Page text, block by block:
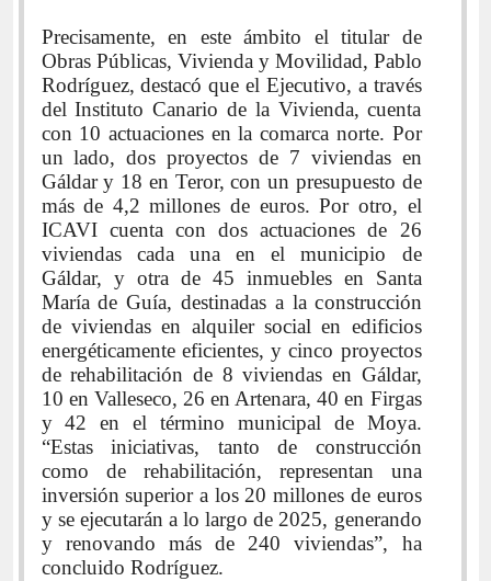
Precisamente, en este ámbito el titular de
Obras Públicas, Vivienda y Movilidad, Pablo
Rodríguez, destacó que el Ejecutivo, a través
del Instituto Canario de la Vivienda, cuenta
con 10 actuaciones en la comarca norte. Por
un lado, dos proyectos de 7 viviendas en
Gáldar y 18 en Teror, con un presupuesto de
más de 4,2 millones de euros. Por otro, el
ICAVI cuenta con dos actuaciones de 26
viviendas cada una en el municipio de
Gáldar, y otra de 45 inmuebles en Santa
María de Guía, destinadas a la construcción
de viviendas en alquiler social en edificios
energéticamente eficientes, y cinco proyectos
de rehabilitación de 8 viviendas en Gáldar,
10 en Valleseco, 26 en Artenara, 40 en Firgas
y 42 en el término municipal de Moya.
“Estas iniciativas, tanto de construcción
como de rehabilitación, representan una
inversión superior a los 20 millones de euros
y se ejecutarán a lo largo de 2025, generando
y renovando más de 240 viviendas”, ha
concluido Rodríguez.